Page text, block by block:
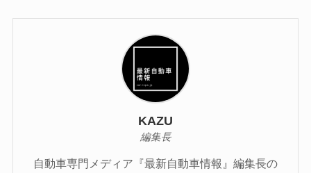
KAZU
編集長
自動車専門メディア『最新自動車情報』編集長の